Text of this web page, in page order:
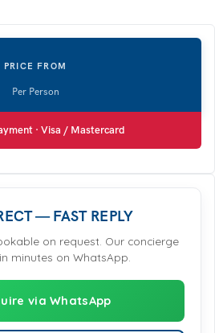
· Visa / Mastercard
— FAST REPLY
on request. Our concierge
minutes on WhatsApp.
via WhatsApp